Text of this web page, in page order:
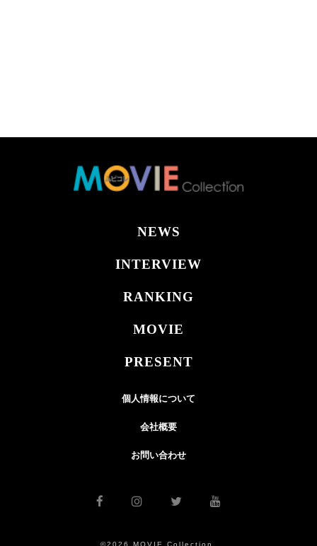
NEWS
INTERVIEW
RANKING
MOVIE
PRESENT
個人情報について
会社概要
お問い合わせ
©2026 MOVIE Collection.